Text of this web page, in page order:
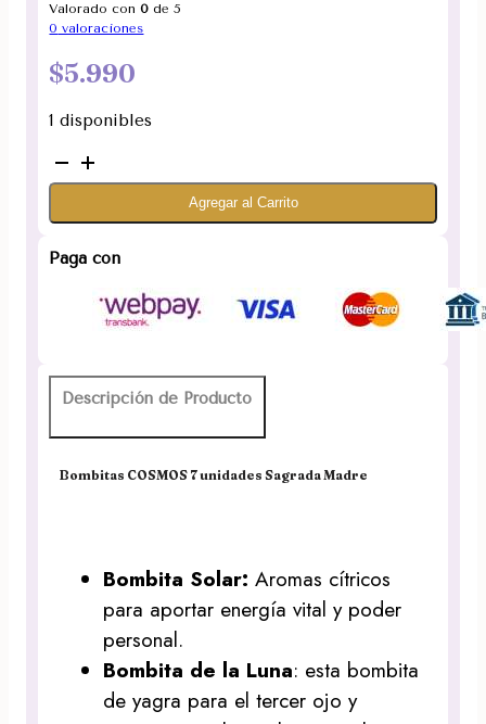
Valorado con0 de 5
0 valoraciones
$5.990
1 disponibles
Sahumerio
Bombitas
Sagrada
cantidad
Agregar al Carrito
Paga con
Descripción de Producto
Bombitas COSMOS 7 unidades Sagrada Madre
Bombita Solar: Aromas cítricos
para aportar energía vital y poder
personal.
Bombita de la Luna: esta bombita
de yagra para el tercer ojo y